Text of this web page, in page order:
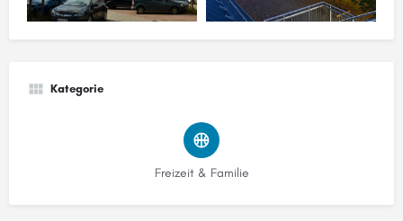
Kategorie
Freizeit & Familie